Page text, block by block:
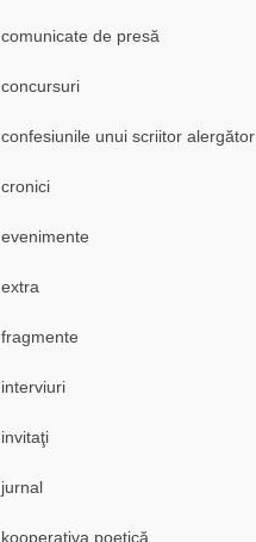
comunicate de presă
concursuri
confesiunile unui scriitor alergător
cronici
evenimente
extra
fragmente
interviuri
invitaţi
jurnal
kooperativa poetică